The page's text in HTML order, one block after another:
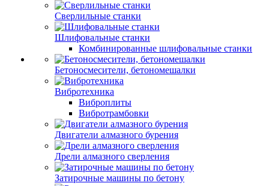
Сверлильные станки
Шлифовальные станки
Комбинированные шлифовальные станки
Бетоносмесители, бетономешалки
Вибротехника
Виброплиты
Вибротрамбовки
Двигатели алмазного бурения
Дрели алмазного сверления
Затирочные машины по бетону